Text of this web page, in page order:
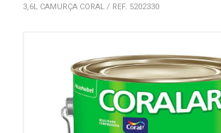
3,6L CAMURÇA CORAL / REF. 5202330